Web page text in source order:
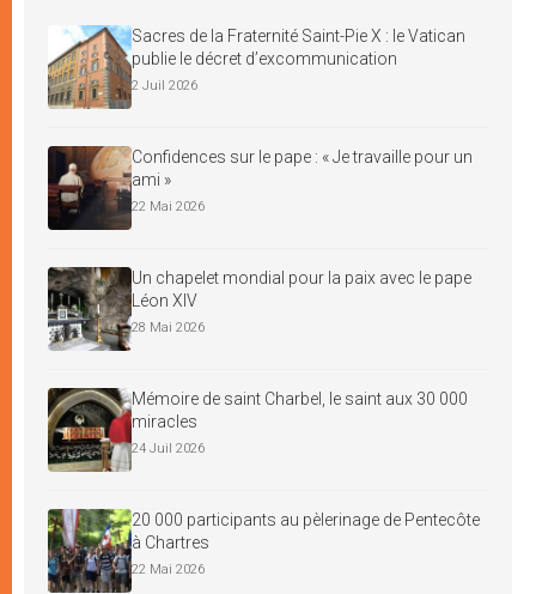
Sacres de la Fraternité Saint-Pie X : le Vatican
publie le décret d’excommunication
2 Juil 2026
Confidences sur le pape : « Je travaille pour un
ami »
22 Mai 2026
Un chapelet mondial pour la paix avec le pape
Léon XIV
28 Mai 2026
Mémoire de saint Charbel, le saint aux 30 000
miracles
24 Juil 2026
20 000 participants au pèlerinage de Pentecôte
à Chartres
22 Mai 2026